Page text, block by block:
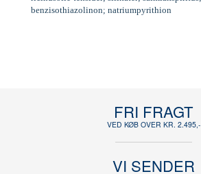
benzisothiazolinon; natriumpyrithion
FRI FRAGT
VED KØB OVER KR. 2.495,-
VI SENDER